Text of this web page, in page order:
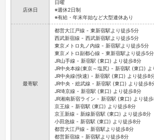
店休日
日曜
※週休2日制
※有給・年末年始など大型連休あり
最寄駅
都営大江戸線 - 東新宿駅より徒歩5分
西武新宿線 - 西武新宿駅より徒歩5分
東京メトロ丸ノ内線 - 新宿駅より徒歩5分
東京メトロ副都心線 - 東新宿駅より徒歩5分
JR山手線 - 新宿駅 (東口) より徒歩8分
JR中央本線(東京～塩尻) - 新宿駅 (東口) よ
JR中央線(快速) - 新宿駅 (東口) より徒歩8
JR中央・総武線 - 新宿駅 (東口) より徒歩8
JR埼京線 - 新宿駅 (東口) より徒歩8分
JR湘南新宿ライン - 新宿駅 (東口) より徒
京王線 - 新宿駅 (東口) より徒歩8分
京王新線 - 新線新宿駅 (東口) より徒歩8分
小田急線 - 新宿駅 (東口) より徒歩8分
都営大江戸線 - 新宿駅より徒歩8分
都営新宿線 - 新宿駅より徒歩8分